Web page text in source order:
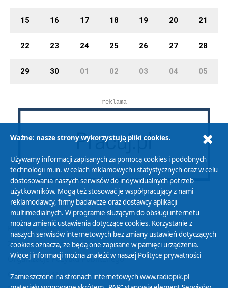
15 16 17 18 19 20 21
22 23 24 25 26 27 28
29 30 01 02 03 04 05
reklama
Polityka Prywatności
Zasady korzystania z Serwisu
Organizacje Pożytku Publicznego
Cyfryzacja DAB+
Ważne: nasze strony wykorzystują pliki cookies.
Używamy informacji zapisanych za pomocą cookies i podobnych
technologii m.in. w celach reklamowych i statystycznych oraz w celu
dostosowania naszych serwisów do indywidualnych potrzeb
użytkowników. Mogą też stosować je współpracujący z nami
reklamodawcy, firmy badawcze oraz dostawcy aplikacji
multimedialnych. W programie służącym do obsługi internetu
można zmienić ustawienia dotyczące cookies. Korzystanie z
naszych serwisów internetowych bez zmiany ustawień dotyczących
cookies oznacza, że będą one zapisane w pamięci urządzenia.
Więcej informacji można znaleźć w naszej Polityce prywatności
Zamieszczone na stronach internetowych www.radiopik.pl